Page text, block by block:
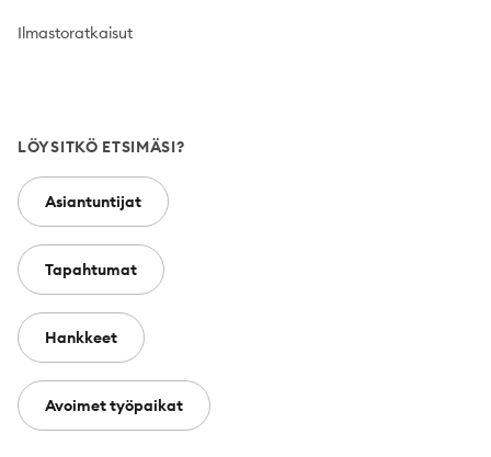
Ilmastoratkaisut
LÖYSITKÖ ETSIMÄSI?
Asiantuntijat
Tapahtumat
Hankkeet
Avoimet työpaikat